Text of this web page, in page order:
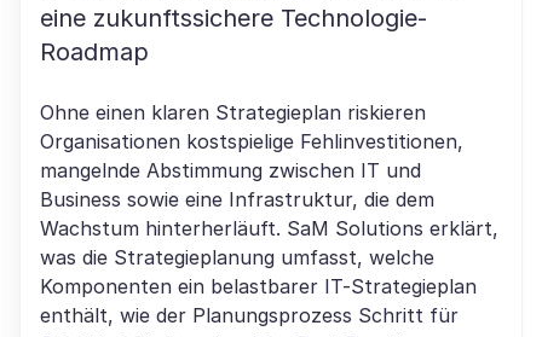
eine zukunftssichere Technologie-
Roadmap
Ohne einen klaren Strategieplan riskieren
Organisationen kostspielige Fehlinvestitionen,
mangelnde Abstimmung zwischen IT und
Business sowie eine Infrastruktur, die dem
Wachstum hinterherläuft. SaM Solutions erklärt,
was die Strategieplanung umfasst, welche
Komponenten ein belastbarer IT-Strategieplan
enthält, wie der Planungsprozess Schritt für